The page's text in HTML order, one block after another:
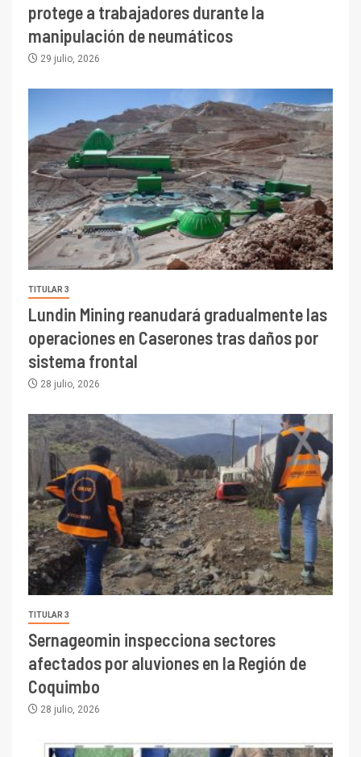
protege a trabajadores durante la
manipulación de neumáticos
29 julio, 2026
TITULAR 3
Lundin Mining reanudará gradualmente las
operaciones en Caserones tras daños por
sistema frontal
28 julio, 2026
TITULAR 3
Sernageomin inspecciona sectores
afectados por aluviones en la Región de
Coquimbo
28 julio, 2026